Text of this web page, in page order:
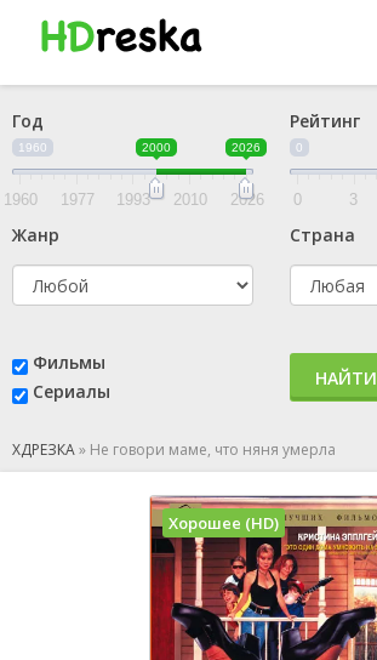
Год
1960 2000 2026
1960 1977 1993 2010 2026
Рейтинг
0
0 3
Жанр Страна
Фильмы
Сериалы
НАЙТИ
ХДРЕЗКА» Не говори маме, что няня умерла
Хорошее (HD)